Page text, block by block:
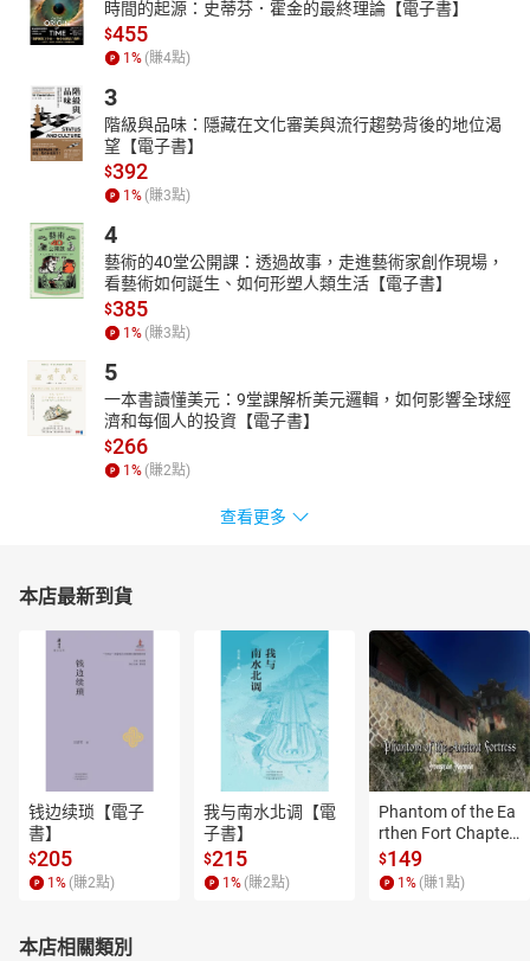
時間的起源：史蒂芬．霍金的最終理論【電子書】
$455
1 % (賺4點)
3
階級與品味：隱藏在文化審美與流行趨勢背後的地位渴
望【電子書】
$392
1 % (賺3點)
4
藝術的40堂公開課：透過故事，走進藝術家創作現場，
看藝術如何誕生、如何形塑人類生活【電子書】
$385
1 % (賺3點)
5
一本書讀懂美元：9堂課解析美元邏輯，如何影響全球經
濟和每個人的投資【電子書】
$266
1 % (賺2點)
查看更多
本店最新到貨
钱边续琐【電子
書】
$205
1 % (賺2點)
我与南水北调【電
子書】
$215
1 % (賺2點)
Phantom of the Ea
rthen Fort Chapter
4【有聲書】
$149
1 % (賺1 點)
本店相關類別